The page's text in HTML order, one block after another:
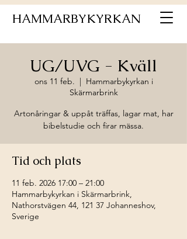
HAMMARBYKYRKAN
UG/UVG - Kväll
ons 11 feb.
  |
Hammarbykyrkan i
Skärmarbrink
Artonåringar & uppåt träffas, lagar mat, har
bibelstudie och firar mässa.
Tid och plats
11 feb. 2026 17:00 – 21:00
Hammarbykyrkan i Skärmarbrink,
Nathorstvägen 44, 121 37 Johanneshov,
Sverige